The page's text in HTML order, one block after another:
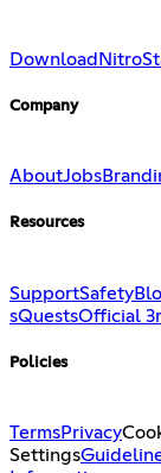
Download Nitro
Company
AboutJobs
Resources
SupportSafety
sQuestsOfficial
Policies
TermsPrivacy
Settings